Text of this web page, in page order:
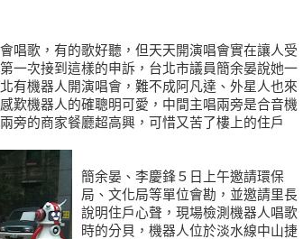
唱歌，有的歌好聽，但天天開演唱會實在讓人受
一次接到這樣的申訴，台北市議員簡余晏說她一
有機器人開演唱會，難不成阿凡達、外星人也來
歎機器人的確聰明可愛，中間主唱兩旁是合音機
旁的商家餐廳超高興，可惜又苦了樓上的住戶
簡余晏、李慶鋒５日上午邀請環保
局、文化局等單位會勘，並邀請里長
說明住戶心聲，現場檢測機器人唱歌
時的分貝，機器人位於淡水線中山捷